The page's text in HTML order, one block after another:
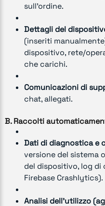
sull’ordine.
Dettagli del
(inseriti
dispositivo, rete/
che carichi.
Comunicazioni di
chat, allegati.
B. Raccolti
Dati di diagnostica e
versione del sistema
del dispositivo, log di
Firebase Crashlytics).
Analisi dell’utilizzo